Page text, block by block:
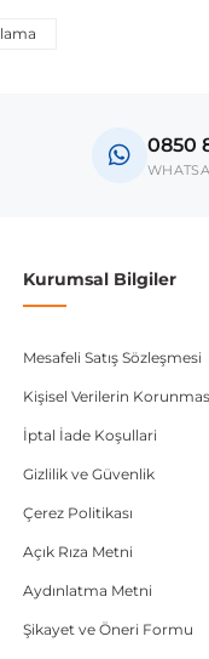
farklı donanım ve
0850
Kurumsal Bilgiler
Mesafeli Satış Sözleşmesi
Kişisel Verilerin
İptal İade Koşullari
Gizlilik ve Güvenlik
Çerez Politikası
Açık Rıza Metni
Aydınlatma Metni
Şikayet ve Öneri Formu